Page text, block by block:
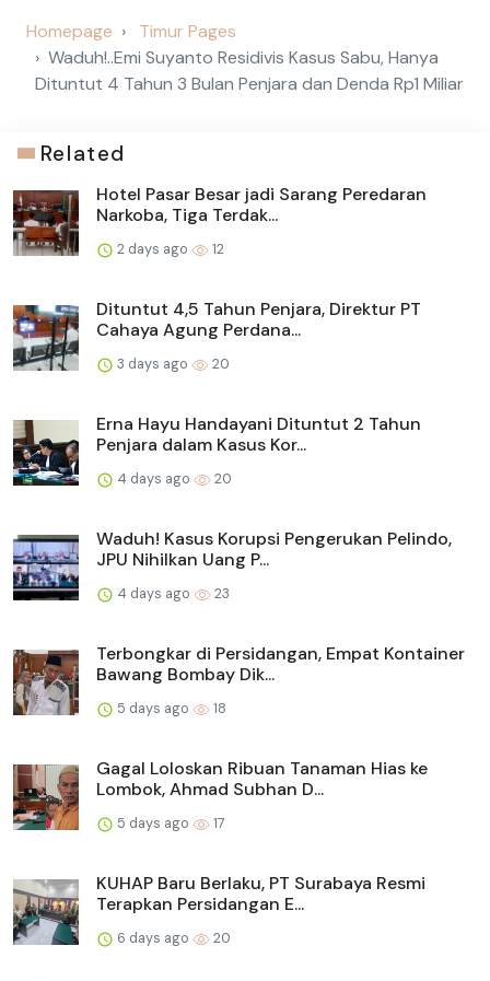
Homepage
Timur Pages
Waduh!..Emi Suyanto Residivis Kasus Sabu, Hanya
Dituntut 4 Tahun 3 Bulan Penjara dan Denda Rp1 Miliar
Related
Hotel Pasar Besar jadi Sarang Peredaran
Narkoba, Tiga Terdak...
2 days ago 12
Dituntut 4,5 Tahun Penjara, Direktur PT
Cahaya Agung Perdana...
3 days ago 20
Erna Hayu Handayani Dituntut 2 Tahun
Penjara dalam Kasus Kor...
4 days ago 20
Waduh! Kasus Korupsi Pengerukan Pelindo,
JPU Nihilkan Uang P...
4 days ago 23
Terbongkar di Persidangan, Empat Kontainer
Bawang Bombay Dik...
5 days ago 18
Gagal Loloskan Ribuan Tanaman Hias ke
Lombok, Ahmad Subhan D...
5 days ago 17
KUHAP Baru Berlaku, PT Surabaya Resmi
Terapkan Persidangan E...
6 days ago 20